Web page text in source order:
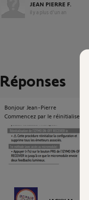
JEAN PIERRE F.
il y a plus d'un an
Réponses
Bonjour Jean-Pierre
Commencez par le réinitialiser